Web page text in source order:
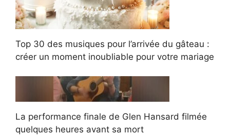
Top 30 des musiques pour l’arrivée du gâteau :
créer un moment inoubliable pour votre mariage
La performance finale de Glen Hansard filmée
quelques heures avant sa mort